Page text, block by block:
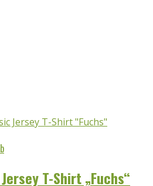
T-Shirt „Fuchs“